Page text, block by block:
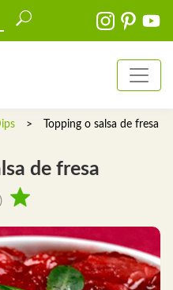
> Topping o salsa de fresa
de fresa